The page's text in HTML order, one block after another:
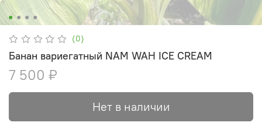
(0)
Банан вариегатный NAM WAH ICE CREAM
7 500 ₽
Нет в наличии